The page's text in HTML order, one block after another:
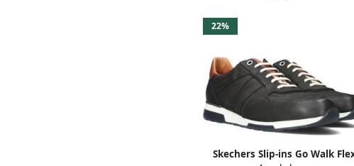
22%
Skechers Slip-ins Go Walk